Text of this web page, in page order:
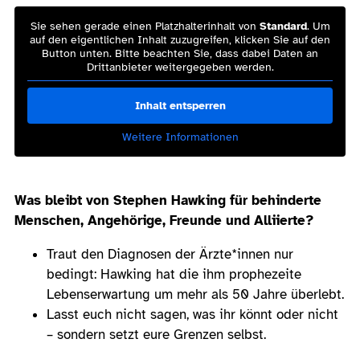
Sie sehen gerade einen Platzhalterinhalt von Standard. Um
auf den eigentlichen Inhalt zuzugreifen, klicken Sie auf den
Button unten. Bitte beachten Sie, dass dabei Daten an
Drittanbieter weitergegeben werden.
Inhalt entsperren
Weitere Informationen
Was bleibt von Stephen Hawking für behinderte
Menschen, Angehörige, Freunde und Alliierte?
Traut den Diagnosen der Ärzte*innen nur
bedingt: Hawking hat die ihm prophezeite
Lebenserwartung um mehr als 50 Jahre überlebt.
Lasst euch nicht sagen, was ihr könnt oder nicht
– sondern setzt eure Grenzen selbst.